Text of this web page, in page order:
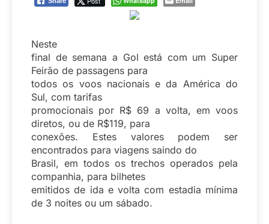
Neste
final de semana a Gol está com um Super
Feirão de passagens para
todos os voos nacionais e da América do
Sul, com tarifas
promocionais por R$ 69 a volta, em voos
diretos, ou de R$119, para
conexões. Estes valores podem ser
encontrados para viagens saindo do
Brasil, em todos os trechos operados pela
companhia, para bilhetes
emitidos de ida e volta com estadia mínima
de 3 noites ou um sábado.